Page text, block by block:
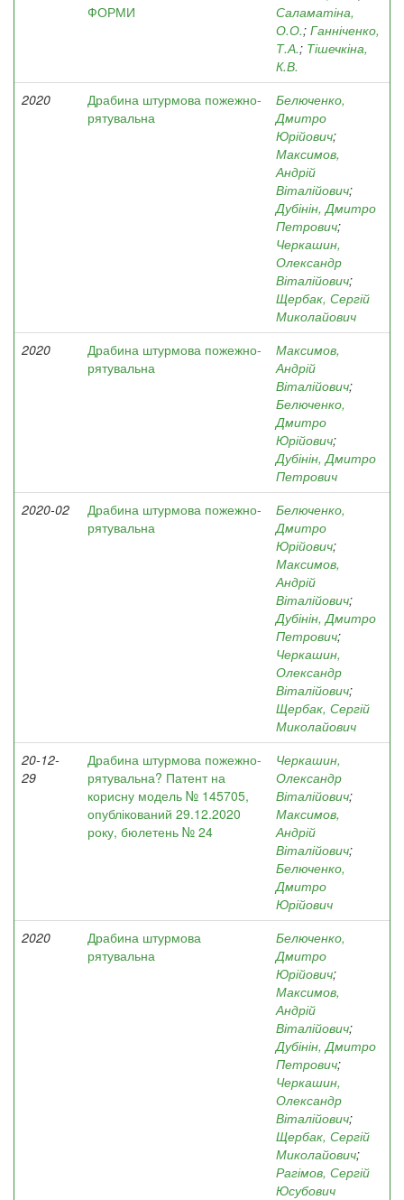
ФОРМИ
Саламатіна,
О.О.; Ганніченко,
Т.А.; Тішечкіна,
К.В.
2020
Драбина штурмова пожежно-
рятувальна
Белюченко,
Дмитро
Юрійович;
Максимов,
Андрій
Віталійович;
Дубінін, Дмитро
Петрович;
Черкашин,
Олександр
Віталійович;
Щербак, Сергій
Миколайович
2020
Драбина штурмова пожежно-
рятувальна
Максимов,
Андрій
Віталійович;
Белюченко,
Дмитро
Юрійович;
Дубінін, Дмитро
Петрович
2020-02
Драбина штурмова пожежно-
рятувальна
Белюченко,
Дмитро
Юрійович;
Максимов,
Андрій
Віталійович;
Дубінін, Дмитро
Петрович;
Черкашин,
Олександр
Віталійович;
Щербак, Сергій
Миколайович
20-12-
29
Драбина штурмова пожежно-
рятувальна? Патент на
корисну модель № 145705,
опублікований 29.12.2020
року, бюлетень № 24
Черкашин,
Олександр
Віталійович;
Максимов,
Андрій
Віталійович;
Белюченко,
Дмитро
Юрійович
2020
Драбина штурмова
рятувальна
Белюченко,
Дмитро
Юрійович;
Максимов,
Андрій
Віталійович;
Дубінін, Дмитро
Петрович;
Черкашин,
Олександр
Віталійович;
Щербак, Сергій
Миколайович;
Рагімов, Сергій
Юсубович